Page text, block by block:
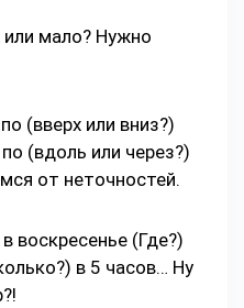
мало? Нужно
(вверх или вниз?)
(вдоль или через?)
от неточностей.
воскресенье (Где?)
в 5 часов… Ну